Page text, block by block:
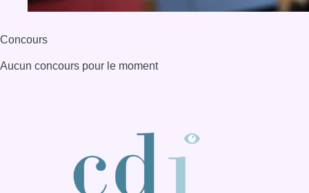
Concours
Aucun concours pour le moment